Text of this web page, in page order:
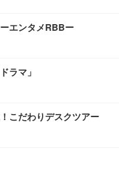
エンタメRBBー
ラマ」
こだわりデスクツアー